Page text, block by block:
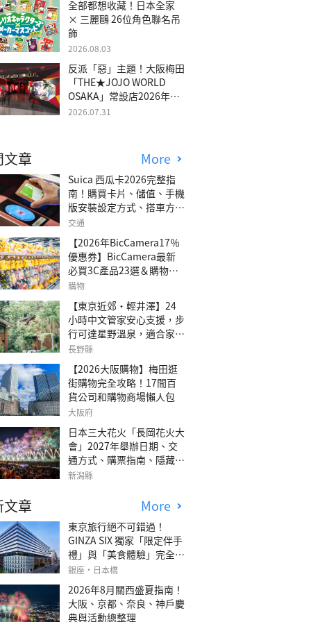
全部都想收藏！日本全家
× 三麗鷗 26位角色聯名吊
飾
2026.08.03
反派「惡」主題！大阪梅田
「THE★JOJO WORLD
OSAKA」常設店2026年冬
季開幕
2026.07.31
章 More
Suica 西瓜卡2026完整指
南！購買卡片、儲值、手機
版安裝設定方式、搭車方
法、常見問題解答！
交通
【2026年BicCamera17％
優惠券】BicCamera最新
必買3C產品23選＆購物攻
略
購物
【東京近郊・輕井澤】24
小時中文管家安心支援，步
行可達星野溫泉，適合家庭
旅行、三代同遊與紀念日的
澤森四季VILLA」
長野縣
【2026大阪購物】梅田逛
街購物完全攻略！17間百
貨公司和購物商場懶人包
大阪府
日本三大花火「長岡花火大
會」2027年舉辦日期、交
通方式、購票指南、隱藏欣
賞地點
新潟縣
章 More
東京旅行絕不可錯過！
GINZA SIX 獨家「限定伴手
禮」與「美食體驗」完全指
南
銀座・日本橋
2026年8月關西盛夏指南！
大阪、京都、奈良、神戶慶
典與活動總整理